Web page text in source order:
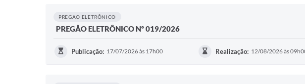
PREGÃO ELETRÔNICO
PREGÃO ELETRÔNICO Nº 019/2026
Publicação: 17/07/2026 às 17h00 Realização: 12/08/2026 às